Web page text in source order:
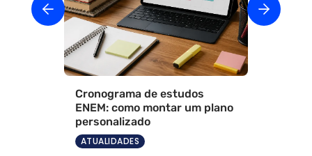
Cronograma de estudos
ENEM: como montar um plano
personalizado
ATUALIDADES